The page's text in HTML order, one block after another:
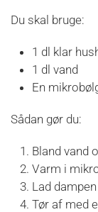
Du skal bruge:
1 dl klar
1 dl vand
En
Sådan gør du:
Bland vand
Varm i
Lad
Tør af med